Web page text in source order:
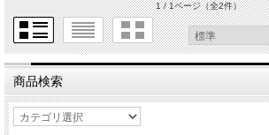
1 / 1ページ（全2件）
商品検索